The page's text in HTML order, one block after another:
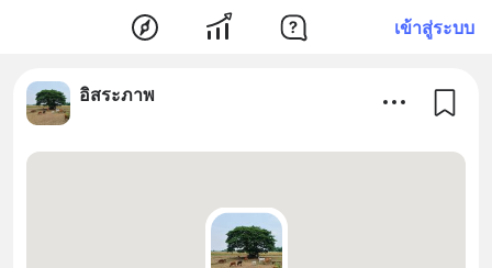
เข้าสู่ระบบ
อิสระภาพ